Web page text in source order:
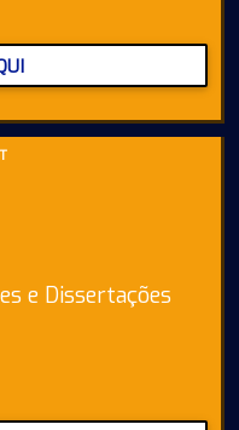
e Dissertações